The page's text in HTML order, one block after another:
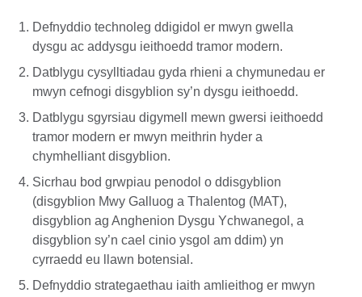
Defnyddio technoleg ddigidol er mwyn gwella
dysgu ac addysgu ieithoedd tramor modern.
Datblygu cysylltiadau gyda rhieni a chymunedau er
mwyn cefnogi disgyblion sy’n dysgu ieithoedd.
Datblygu sgyrsiau digymell mewn gwersi ieithoedd
tramor modern er mwyn meithrin hyder a
chymhelliant disgyblion.
Sicrhau bod grwpiau penodol o ddisgyblion
(disgyblion Mwy Galluog a Thalentog (MAT),
disgyblion ag Anghenion Dysgu Ychwanegol, a
disgyblion sy’n cael cinio ysgol am ddim) yn
cyrraedd eu llawn botensial.
Defnyddio strategaethau iaith amlieithog er mwyn